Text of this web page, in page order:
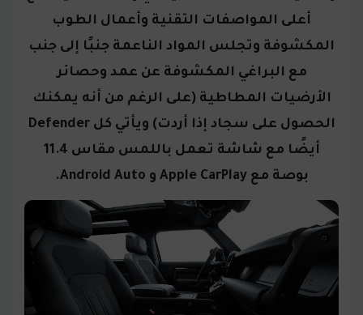
أعلى المواصفات التقنية وأعمال الطوب
المكشوفة وتجلس المواد الناعمة جنبًا إلى جنب
مع البراغي المكشوفة عن عمد وحصائر
الأرضيات المطاطية (على الرغم من أنه يمكنك
الحصول على سجاد إذا أردت) ويأتي كل Defender
أيضًا مع شاشة تعمل باللمس مقاس 11.4
بوصة مع Apple CarPlay و Android Auto.